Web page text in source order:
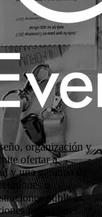
organización y
ofertar a
y una garantía de
o
públicas,
particulares.